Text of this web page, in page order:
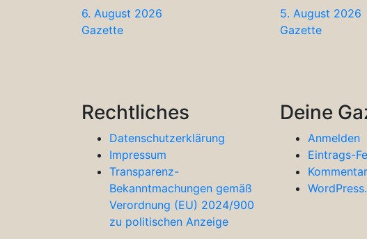
6. August 2026
Gazette
5. August 2026
Gazette
Rechtliches
Datenschutzerklärung
Impressum
Transparenz-
Bekanntmachungen gemäß
Verordnung (EU) 2024/900
zu politischen Anzeige
Deine
Anmelden
Eintrags-